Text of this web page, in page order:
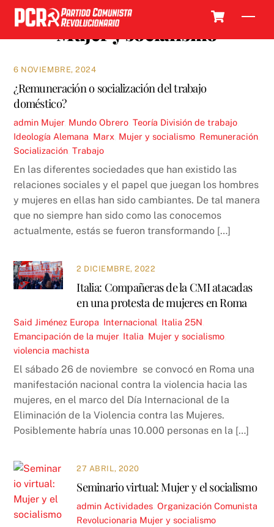
Skip
content
Mujer y socialismo
6 NOVIEMBRE, 2024
¿Remuneración o socialización del trabajo
doméstico?
admin Mujer, Mundo Obrero ,Teoría División de trabajo
Ideología Alemana Marx Mujer y socialismo Remuneración
Socialización ,Trabajo
En las diferentes sociedades que han existido las
relaciones sociales y el papel que juegan los hombres
y mujeres en ellas han sido cambiantes. De tal manera
que no siempre han sido como las conocemos
actualmente, estás se fueron transformando […]
2 DICIEMBRE, 2022
Italia: Compañeras de la CMI atacadas
en una protesta de mujeres en Roma
Said Jiménez Europa Internacional Italia 25N
Emancipación de la mujer, Italia Mujer y socialismo
violencia machista
El sábado 26 de noviembre se convocó en Roma una
manifestación nacional contra la violencia hacia las
mujeres, en el marco del Día Internacional de la
Eliminación de la Violencia contra las Mujeres.
Posiblemente habría unas 10.000 personas en la […]
27 ABRIL, 2020
Seminario virtual: Mujer y el socialismo
admin Actividades ,Organización Comunista
Revolucionaria Mujer y socialismo